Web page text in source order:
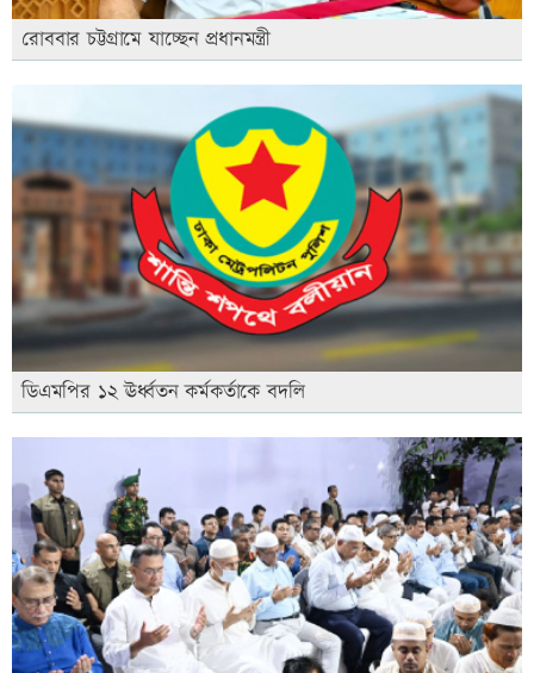
রোববার চট্টগ্রামে যাচ্ছেন প্রধানমন্ত্রী
ডিএমপির ১২ ঊর্ধ্বতন কর্মকর্তাকে বদলি